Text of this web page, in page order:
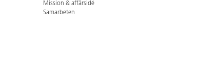
Mission & affärsidé
Samarbeten